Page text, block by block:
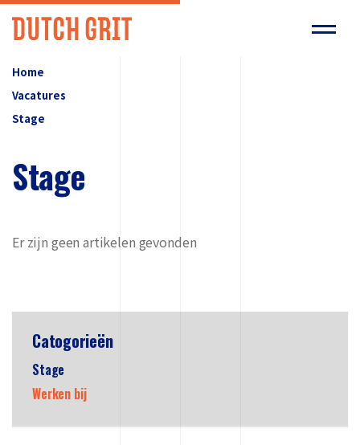
Home
Vacatures
Stage
Stage
Er zijn geen artikelen gevonden
Catogorieën
Stage
Werken bij